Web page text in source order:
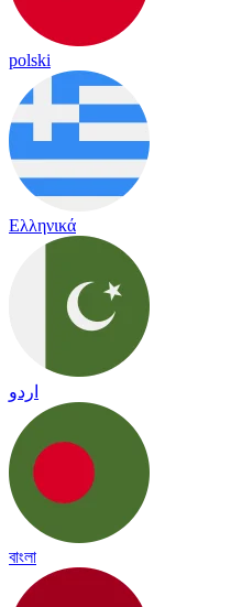
polski
Ελληνικά
اردو
বাংলা